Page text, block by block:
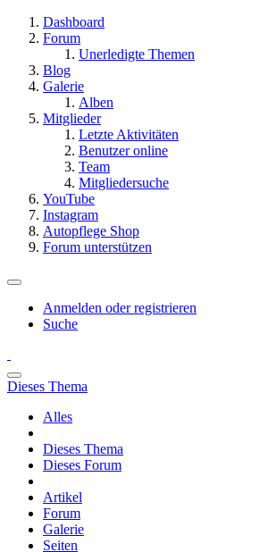
Dashboard
Forum
Unerledigte Themen
Blog
Galerie
Alben
Mitglieder
Letzte Aktivitäten
Benutzer online
Team
Mitgliedersuche
YouTube
Instagram
Autopflege Shop
Forum unterstützen
Anmelden oder registrieren
Suche
Dieses Thema
Alles
Dieses Thema
Dieses Forum
Artikel
Forum
Galerie
Seiten